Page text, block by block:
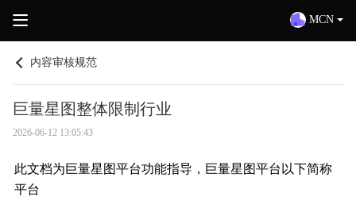
MCN
内容审核规范
巨量星图整体限制行业
2026-06-12 13:05:43
此文档为巨量星图平台功能指导，巨量星图平台以下简称
平台